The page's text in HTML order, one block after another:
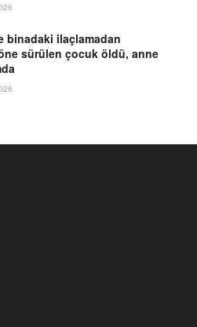
binadaki ilaçlamadan
sürülen çocuk öldü, anne